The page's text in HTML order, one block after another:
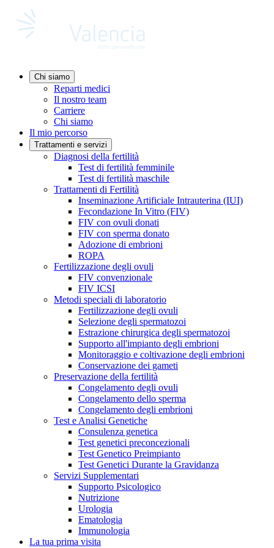
Chi siamo
Reparti medici
Il nostro team
Carriere
Chi siamo
Il mio percorso
Trattamenti e servizi
Diagnosi della fertilità
Test di fertilità femminile
Test di fertilità maschile
Trattamenti di Fertilità
Inseminazione Artificiale Intrauterina (IUI)
Fecondazione In Vitro (FIV)
FIV con ovuli donati
FIV con sperma donato
Adozione di embrioni
ROPA
Fertilizzazione degli ovuli
FIV convenzionale
FIV ICSI
Metodi speciali di laboratorio
Fertilizzazione degli ovuli
Selezione degli spermatozoi
Estrazione chirurgica degli spermatozoi
Supporto all'impianto degli embrioni
Monitoraggio e coltivazione degli embrioni
Conservazione dei gameti
Preservazione della fertilità
Congelamento degli ovuli
Congelamento dello sperma
Congelamento degli embrioni
Test e Analisi Genetiche
Consulenza genetica
Test genetici preconcezionali
Test Genetico Preimpianto
Test Genetici Durante la Gravidanza
Servizi Supplementari
Supporto Psicologico
Nutrizione
Urologia
Ematologia
Immunologia
La tua prima visita